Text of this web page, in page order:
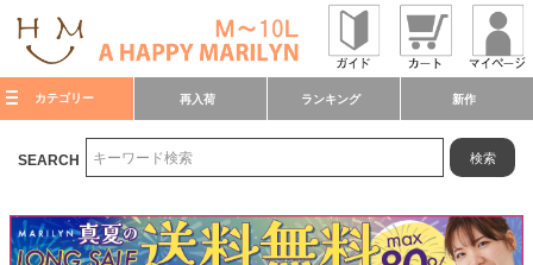
カテゴリー 再入荷 ランキング 新作
SEARCH 検索